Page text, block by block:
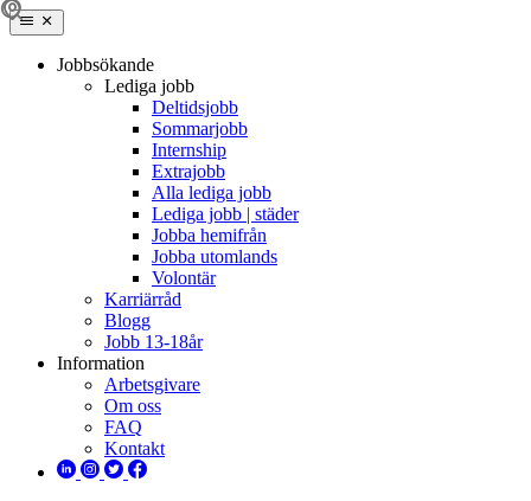
Jobbsökande
Lediga jobb
Deltidsjobb
Sommarjobb
Internship
Extrajobb
Alla lediga jobb
Lediga jobb | städer
Jobba hemifrån
Jobba utomlands
Volontär
Karriärråd
Blogg
Jobb 13-18år
Information
Arbetsgivare
Om oss
FAQ
Kontakt